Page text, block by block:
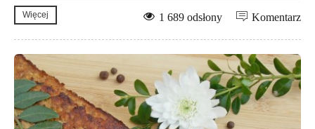
Więcej Komentarz
1 689 odsłony